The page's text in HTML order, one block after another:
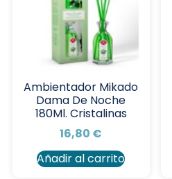
Ambientador Mikado
Dama De Noche
180Ml. Cristalinas
16,80 €
Añadir al carrito